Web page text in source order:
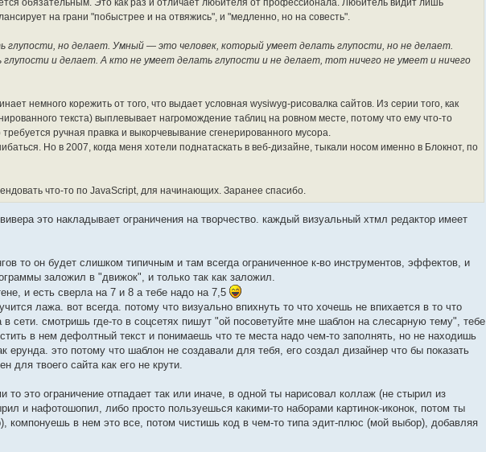
обязательным. Это как раз и отличает любителя от профессионала. Любитель видит лишь
на грани "побыстрее и на отвяжись", и "медленно, но на совесть".
глупости, но делает. Умный — это человек, который умеет делать глупости, но не делает.
и делает. А кто не умеет делать глупости и не делает, тот ничего не умеет и ничего
немного корежить от того, что выдает условная wysiwyg-рисовалка сайтов. Из серии того, как
текста) выплевывает нагромождение таблиц на ровном месте, потому что ему что-то
ручная правка и выкорчевывание сгенерированного мусора.
Но в 2007, когда меня хотели поднатаскать в веб-дизайне, тыкали носом именно в Блокнот, по
что-то по JavaScript, для начинающих. Заранее спасибо.
это накладывает ограничения на творчество. каждый визуальный хтмл редактор имеет
то он будет слишком типичным и там всегда ограниченное к-во инструментов, эффектов, и
заложил в "движок", и только так как заложил.
и есть сверла на 7 и 8 а тебе надо на 7,5
лажа. вот всегда. потому что визуально впихнуть то что хочешь не впихается в то что
сети. смотришь где-то в соцсетях пишут "ой посоветуйте мне шаблон на слесарную тему", тебе
в нем дефолтный текст и понимаешь что те места надо чем-то заполнять, но не находишь
ерунда. это потому что шаблон не создавали для тебя, его создал дизайнер что бы показать
твоего сайта как его не крути.
то это ограничение отпадает так или иначе, в одной ты нарисовал коллаж (не стырил из
и нафотошопил, либо просто пользуешься какими-то наборами картинок-иконок, потом ты
компонуешь в нем это все, потом чистишь код в чем-то типа эдит-плюс (мой выбор), добавляя